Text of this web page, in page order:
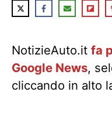
NotizieAuto.it fa
Google News,
cliccando in alto